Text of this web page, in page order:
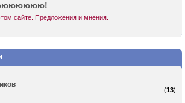
сайте. Предложения и мнения.
(13)